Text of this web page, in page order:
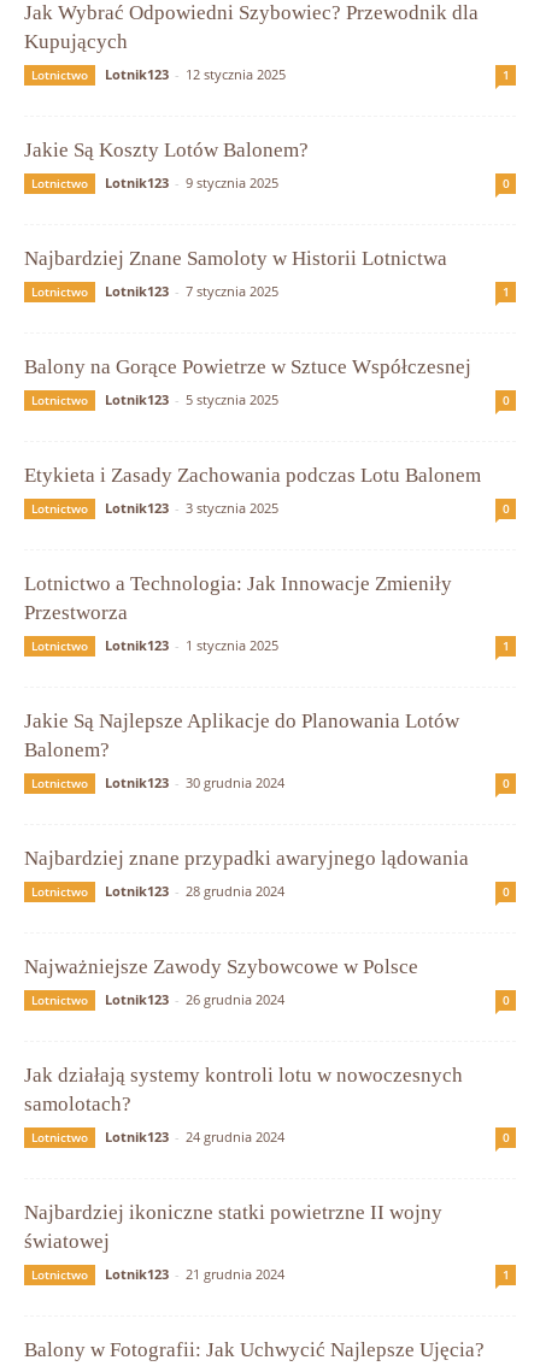
Jak Wybrać Odpowiedni Szybowiec? Przewodnik dla
Kupujących
Lotnictwo Lotnik123 - 12 stycznia 2025 1
Jakie Są Koszty Lotów Balonem?
Lotnictwo Lotnik123 - 9 stycznia 2025 0
Najbardziej Znane Samoloty w Historii Lotnictwa
Lotnictwo Lotnik123 - 7 stycznia 2025 1
Balony na Gorące Powietrze w Sztuce Współczesnej
Lotnictwo Lotnik123 - 5 stycznia 2025 0
Etykieta i Zasady Zachowania podczas Lotu Balonem
Lotnictwo Lotnik123 - 3 stycznia 2025 0
Lotnictwo a Technologia: Jak Innowacje Zmieniły
Przestworza
Lotnictwo Lotnik123 - 1 stycznia 2025 1
Jakie Są Najlepsze Aplikacje do Planowania Lotów
Balonem?
Lotnictwo Lotnik123 - 30 grudnia 2024 0
Najbardziej znane przypadki awaryjnego lądowania
Lotnictwo Lotnik123 - 28 grudnia 2024 0
Najważniejsze Zawody Szybowcowe w Polsce
Lotnictwo Lotnik123 - 26 grudnia 2024 0
Jak działają systemy kontroli lotu w nowoczesnych
samolotach?
Lotnictwo Lotnik123 - 24 grudnia 2024 0
Najbardziej ikoniczne statki powietrzne II wojny
światowej
Lotnictwo Lotnik123 - 21 grudnia 2024 1
Balony w Fotografii: Jak Uchwycić Najlepsze Ujęcia?